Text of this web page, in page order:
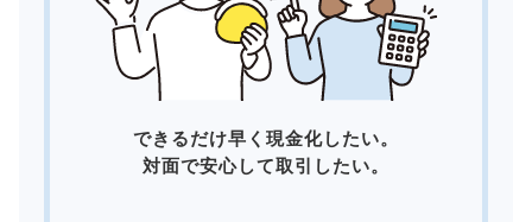
できるだけ早く現金化したい。
対面で安心して取引したい。